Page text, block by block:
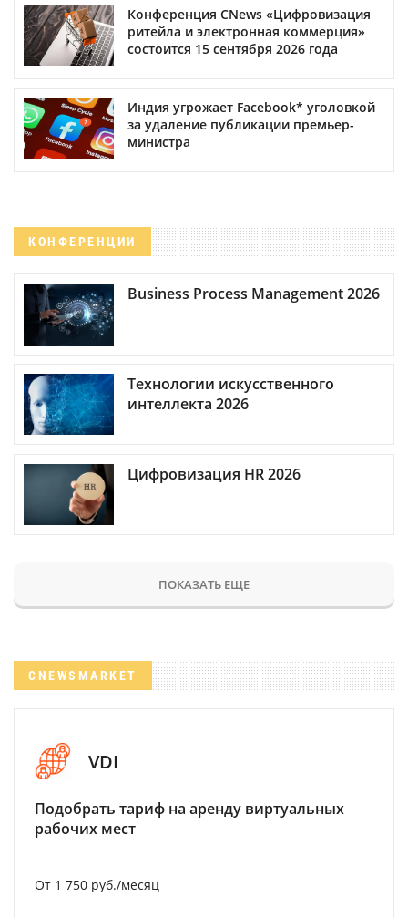
Конференция CNews «Цифровизация
ритейла и электронная коммерция»
состоится 15 сентября 2026 года
Индия угрожает Facebook* уголовкой
за удаление публикации премьер-
министра
КОНФЕРЕНЦИИ
Business Process Management 2026
Технологии искусственного
интеллекта 2026
Цифровизация HR 2026
ПОКАЗАТЬ ЕЩЕ
CNEWSMARKET
VDI
Подобрать тариф на аренду виртуальных
рабочих мест
От 1 750 руб./месяц